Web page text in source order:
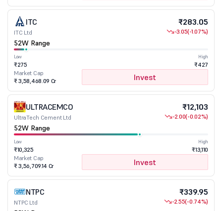
ITC
ITC Ltd
₹283.05
-3.05(-1.07%)
52W Range
Low
₹275
High
₹427
Market Cap
₹ 3,58,468.09 Cr
Invest
ULTRACEMCO
UltraTech Cement Ltd
₹12,103
-2.00(-0.02%)
52W Range
Low
₹10,325
High
₹13,110
Market Cap
₹ 3,56,709.14 Cr
Invest
NTPC
NTPC Ltd
₹339.95
-2.55(-0.74%)